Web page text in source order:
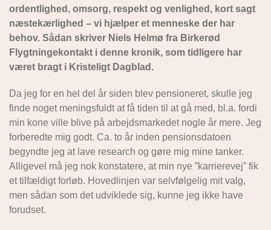
ordentlighed, omsorg, respekt og venlighed, kort sagt
næstekærlighed – vi hjælper et menneske der har
behov. Sådan skriver Niels Helmø fra Birkerød
Flygtningekontakt i denne kronik, som tidligere har
været bragt i Kristeligt Dagblad.
Da jeg for en hel del år siden blev pensioneret, skulle jeg
finde noget meningsfuldt at få tiden til at gå med, bl.a. fordi
min kone ville blive på arbejdsmarkedet nogle år mere. Jeg
forberedte mig godt. Ca. to år inden pensionsdatoen
begyndte jeg at lave research og gøre mig mine tanker.
Alligevel må jeg nok konstatere, at min nye ”karrierevej” fik
et tilfældigt forløb. Hovedlinjen var selvfølgelig mit valg,
men sådan som det udviklede sig, kunne jeg ikke have
forudset.